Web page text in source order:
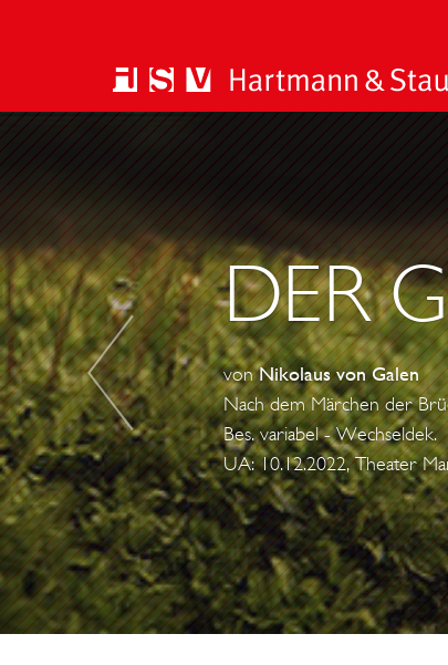
D
E
W
E
I
H
N
A
C
H
T
S
G
A
N
DER
vonNikolaus von Galen
Nach dem Märchen der
Bes. variabel - Wechseldek.
UA: 10.12.2022, Theater